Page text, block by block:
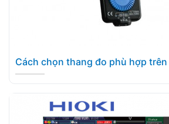
Cách chọn thang đo phù hợp trên